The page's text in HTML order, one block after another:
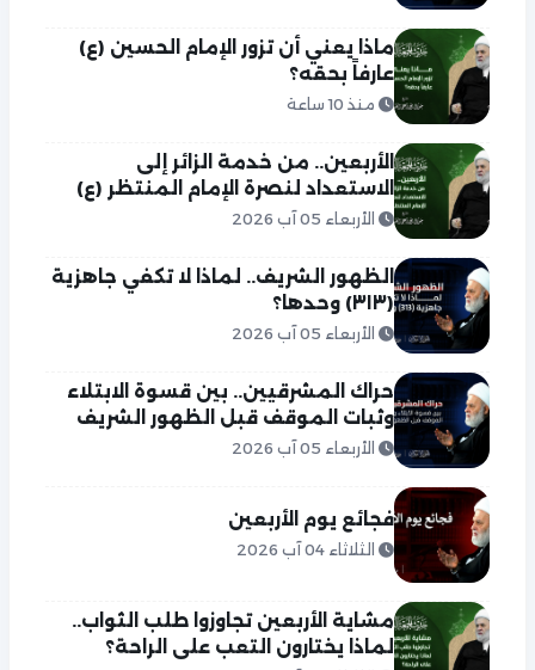
ماذا يعني أن تزور الإمام الحسين (ع)
عارفاً بحقه؟
منذ 10 ساعة
الأربعين.. من خدمة الزائر إلى
الاستعداد لنصرة الإمام المنتظر (ع)
الأربعاء 05 آب 2026
الظهور الشريف.. لماذا لا تكفي جاهزية
(٣١٣) وحدها؟
الأربعاء 05 آب 2026
حراك المشرقيين.. بين قسوة الابتلاء
وثبات الموقف قبل الظهور الشريف
الأربعاء 05 آب 2026
فجائع يوم الأربعين
الثلاثاء 04 آب 2026
مشاية الأربعين تجاوزوا طلب الثواب..
لماذا يختارون التعب على الراحة؟